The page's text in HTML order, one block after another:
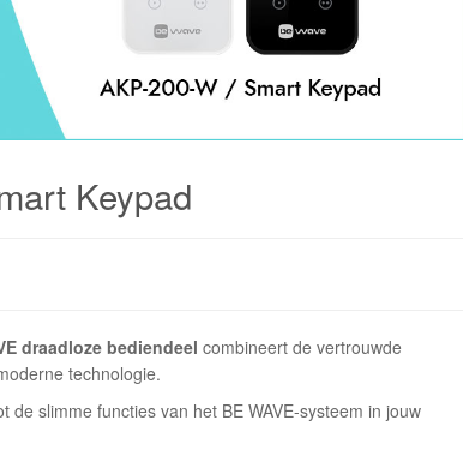
Keypad
draadloze bediendeel combineert de vertrouwde
technologie.
slimme functies van het BE WAVE-systeem in jouw